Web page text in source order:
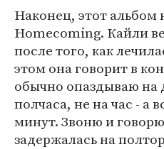
Наконец, этот альбом
Homecoming. Кайли
после того, как
этом она говорит в
обычно опаздываю на
полчаса, не на час - а
минут. Звоню и говорю
задержалась на